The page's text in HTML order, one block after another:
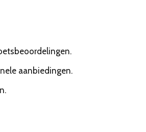
aanbiedingen.